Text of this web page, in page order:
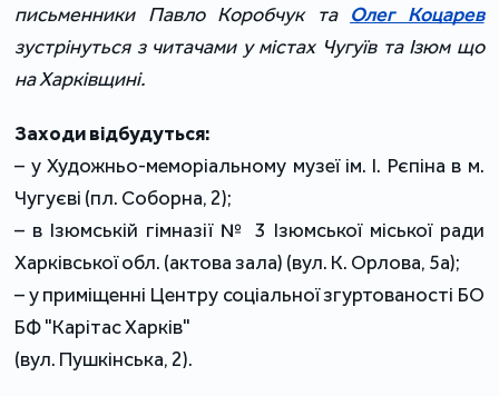
письменники Павло Коробчук та Олег Коцарев
зустрінуться з читачами у містах Чугуїв та Ізюм що
на Харківщині.
Заходи відбудуться:
– у Художньо-меморіальному музеї ім. І. Рєпіна в м.
Чугуєві (пл. Соборна, 2);
– в Ізюмській гімназії № 3 Ізюмської міської ради
Харківської обл. (актова зала) (вул. К. Орлова, 5а);
– у приміщенні Центру соціальної згуртованості БО
БФ "Карітас Харків"
(вул. Пушкінська, 2).